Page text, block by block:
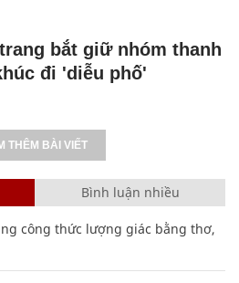
bắt giữ nhóm thanh
đi 'diễu phố'
THÊM BÀI VIẾT
Bình luận nhiều
công thức lượng giác bằng thơ,